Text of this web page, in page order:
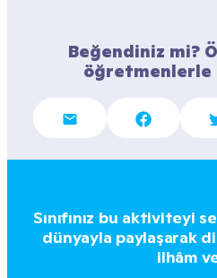
Beğendiniz mi?
öğretmenlerle
Sınıfınız bu aktiviteyi
dünyayla paylaşarak
ilhâm